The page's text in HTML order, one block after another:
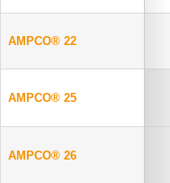
AMPCO® 22
AMPCO® 25
AMPCO® 26